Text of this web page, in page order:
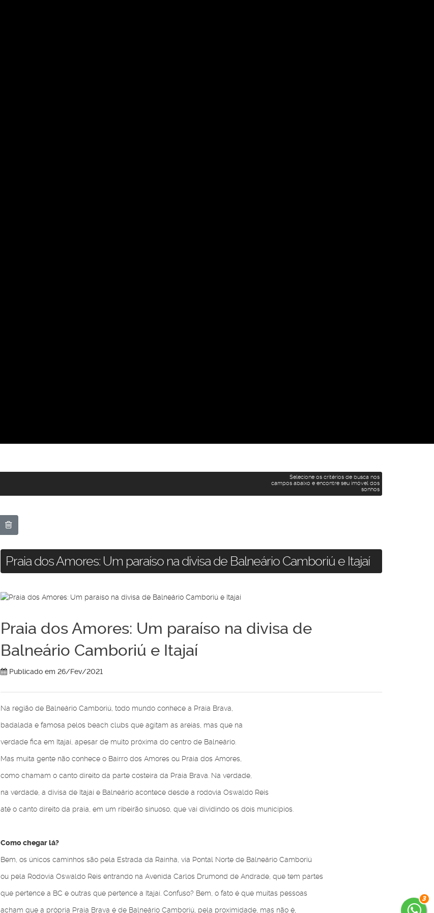
3
Selecione os critérios de busca nos
campos abaixo e encontre seu imóvel dos
sonhos
Praia dos Amores: Um paraíso na divisa de Balneário Camboriú e Itajaí
Praia dos Amores: Um paraíso na divisa de
Balneário Camboriú e Itajaí
Publicado em 26/Fev/2021
Na região de Balneário Camboriú, todo mundo conhece a Praia Brava,
badalada e famosa pelos beach clubs que agitam as areias, mas que na
verdade fica em Itajaí, apesar de muito próxima do centro de Balneário.
Mas muita gente não conhece o Bairro dos Amores ou Praia dos Amores,
como chamam o canto direito da parte costeira da Praia Brava. Na verdade,
na verdade, a divisa de Itajaí e Balneário acontece desde a rodovia Oswaldo Reis
até o canto direito da praia, em um ribeirão sinuoso, que vai dividindo os dois municípios.
Como chegar lá?
Bem, os únicos caminhos são pela Estrada da Rainha, via Pontal Norte de Balneário Camboriú
ou pela Rodovia Oswaldo Reis entrando na Avenida Carlos Drumond de Andrade, que tem partes
que pertence a BC e outras que pertence a Itajaí. Confuso? Bem, o fato é que muitas pessoas
acham que a própria Praia Brava é de Balneário Camboriú, pela proximidade, mas não é,